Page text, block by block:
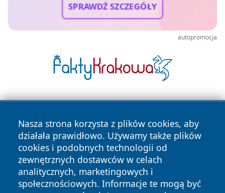
SPRAWDŹ SZCZEGÓŁY
autopromocja
Nasza strona korzysta z plików cookies, aby
działała prawidłowo. Używamy także plików
cookies i podobnych technologii od
zewnętrznych dostawców w celach
analitycznych, marketingowych i
społecznościowych. Informacje te mogą być
Copyright © 2026 zawiercieonline.pl Wszystkie prawa
zastrzeżone.